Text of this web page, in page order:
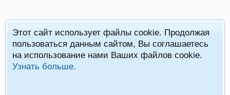
Этот сайт использует файлы cookie. Продолжая
пользоваться данным сайтом, Вы соглашаетесь
на использование нами Ваших файлов cookie.
Узнать больше.